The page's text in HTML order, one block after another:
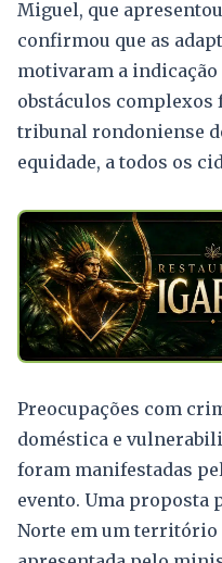
Miguel, que
confirmou que as
motivaram a indicação
obstáculos complexos
tribunal rondoniense
equidade, a todos os
Preocupações com
doméstica e
foram manifestadas
evento. Uma proposta
Norte em um